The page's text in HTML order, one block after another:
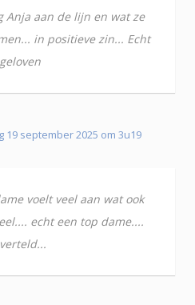
Anja aan de lijn en wat ze
in positieve zin... Echt
19 september 2025 om 3u19
voelt veel aan wat ook
echt een top dame....